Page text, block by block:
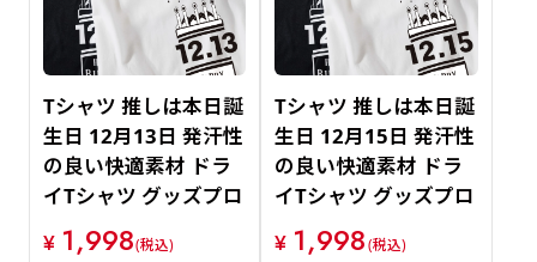
Tシャツ 推しは本日誕
生日 12月13日 発汗性
の良い快適素材 ドラ
イTシャツ グッズプロ
¥ 1,998(税込)
Tシャツ 推しは本日誕
生日 12月15日 発汗性
の良い快適素材 ドラ
イTシャツ グッズプロ
¥ 1,998(税込)